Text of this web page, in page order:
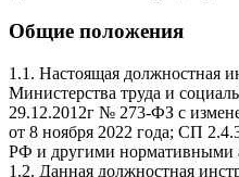
Общие положения
1.1. Настоящая должностная
Министерства труда и
29.12.2012г № 273-ФЗ с
от 8 ноября 2022 года; СП
РФ и другими нормативными
1.2. Данная должностная